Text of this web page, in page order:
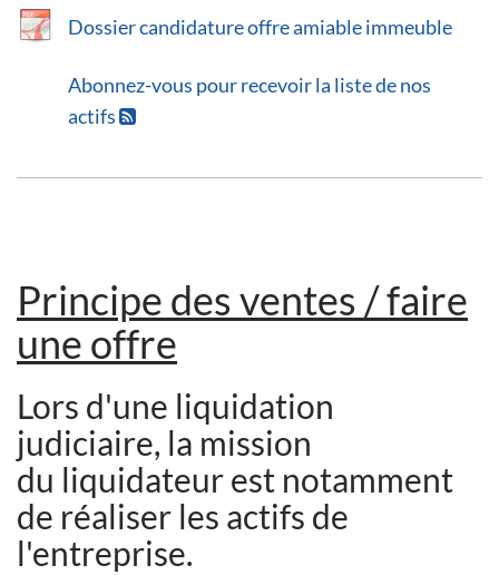
Dossier candidature offre amiable immeuble
Abonnez-vous pour recevoir la liste de nos
actifs
Principe des ventes / faire
une offre
Lors d'une liquidation
judiciaire, la mission
du liquidateur est notamment
de réaliser les actifs de
l'entreprise.